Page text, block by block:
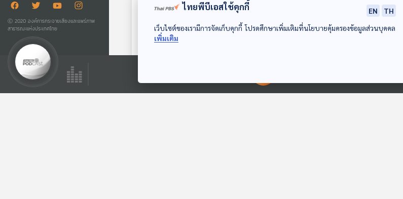
Ⓒ 2020 องค์การกระจายเสียงและแพร่ภาพ
สาธารณะแห่งประเทศไทย
ยาว
หน้าต่างโลก
ถูกศาลสูงคว่ำ
มาตรการภาษี
หน้าต่างโลก
พฤติกรรม จะเปลี่ยน
สภาวะโลกร้อนอย่างไร
หน้าต่างโลก
ไทยพีบีเอสใช้คุกกี้ EN
TH
เว็บไซต์ของเรามีการจัดเก็บคุกกี้ โปรดศึกษาเพิ่มเติมที่นโยบายคุ้มครองข้อมูลส่วนบุคคล
เพิ่มเติม